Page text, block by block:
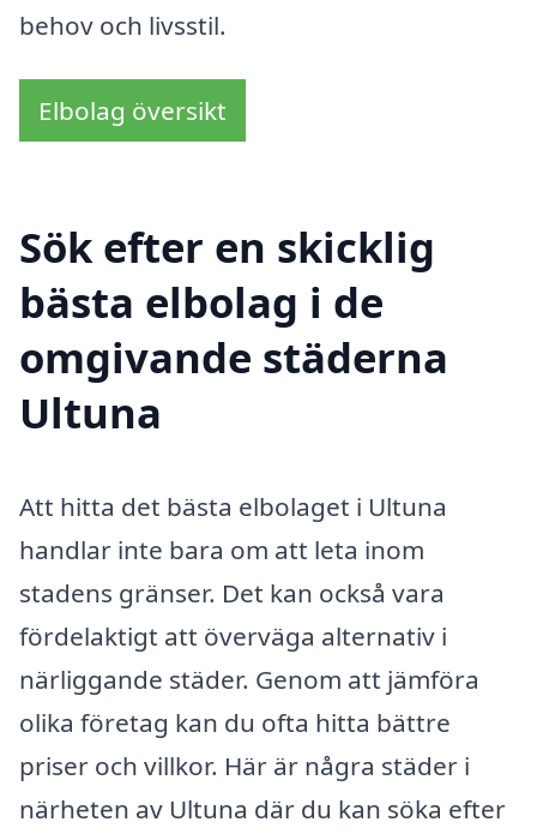
behov och livsstil.
Elbolag översikt
Sök efter en skicklig
bästa elbolag i de
omgivande städerna
Ultuna
Att hitta det bästa elbolaget i Ultuna
handlar inte bara om att leta inom
stadens gränser. Det kan också vara
fördelaktigt att överväga alternativ i
närliggande städer. Genom att jämföra
olika företag kan du ofta hitta bättre
priser och villkor. Här är några städer i
närheten av Ultuna där du kan söka efter